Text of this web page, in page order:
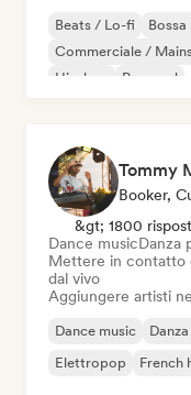
Beats / Lo-fi Bossa
Commerciale /
Hip-hop
Pop soul
Tommy
Booker,
&gt; 1800
Dance musicDanza
Mettere in contatto
dal vivo
Aggiungere artisti
Dance music
Elettropop
French